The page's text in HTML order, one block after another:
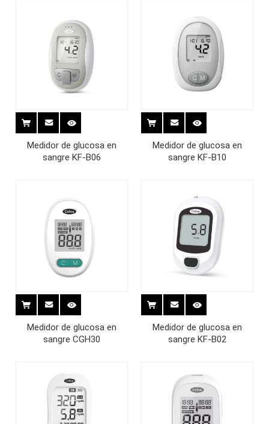
Medidor de glucosa en
sangre KF-B06
Medidor de glucosa en
sangre KF-B10
Medidor de glucosa en
sangre CGH30
Medidor de glucosa en
sangre KF-B02